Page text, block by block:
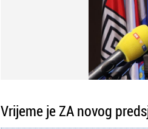
Vrijeme je ZA novog